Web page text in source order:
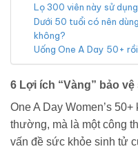
Lọ 300 viên này sử
Dưới 50 tuổi có nên
không?
Uống One A Day 50+
6 Lợi ích “Vàng” bảo
One A Day Women’s
thường, mà là một công
vấn đề sức khỏe sinh tử